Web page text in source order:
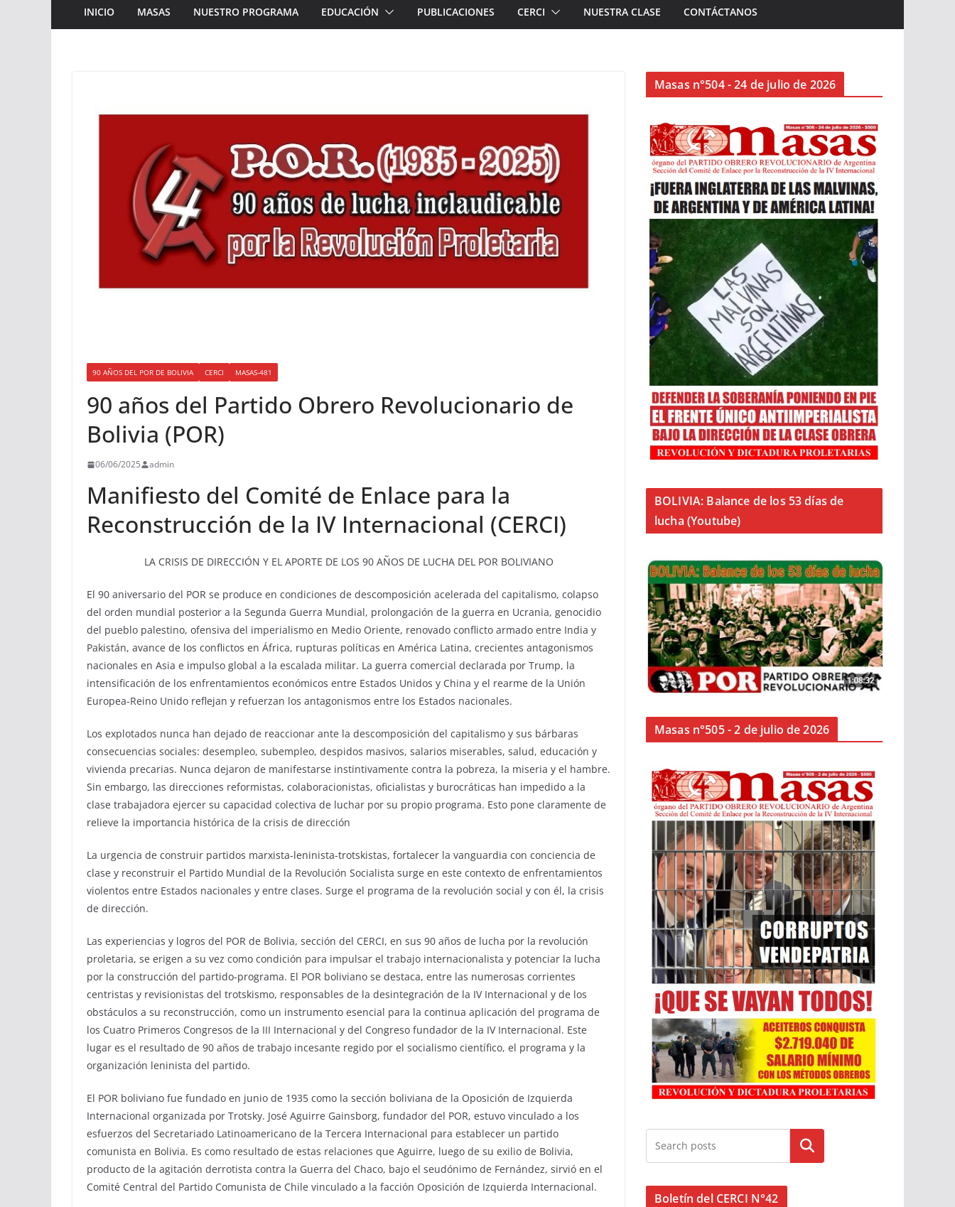
INICIO MASAS NUESTRO PROGRAMA EDUCACIÓN PUBLICACIONES CERCI NUESTRA CLASE CONTÁCTANOS
90 AÑOS DEL POR DE BOLIVIA CERCI MASAS-481
90 años del Partido Obrero Revolucionario de
Bolivia (POR)
06/06/2025 admin
Manifiesto del Comité de Enlace para la
Reconstrucción de la IV Internacional (CERCI)
LA CRISIS DE DIRECCIÓN Y EL APORTE DE LOS 90 AÑOS DE LUCHA DEL POR BOLIVIANO
El 90 aniversario del POR se produce en condiciones de descomposición acelerada del capitalismo, colapso
del orden mundial posterior a la Segunda Guerra Mundial, prolongación de la guerra en Ucrania, genocidio
del pueblo palestino, ofensiva del imperialismo en Medio Oriente, renovado conflicto armado entre India y
Pakistán, avance de los conflictos en África, rupturas políticas en América Latina, crecientes antagonismos
nacionales en Asia e impulso global a la escalada militar. La guerra comercial declarada por Trump, la
intensificación de los enfrentamientos económicos entre Estados Unidos y China y el rearme de la Unión
Europea-Reino Unido reflejan y refuerzan los antagonismos entre los Estados nacionales.
Los explotados nunca han dejado de reaccionar ante la descomposición del capitalismo y sus bárbaras
consecuencias sociales: desempleo, subempleo, despidos masivos, salarios miserables, salud, educación y
vivienda precarias. Nunca dejaron de manifestarse instintivamente contra la pobreza, la miseria y el hambre.
Sin embargo, las direcciones reformistas, colaboracionistas, oficialistas y burocráticas han impedido a la
clase trabajadora ejercer su capacidad colectiva de luchar por su propio programa. Esto pone claramente de
relieve la importancia histórica de la crisis de dirección
La urgencia de construir partidos marxista-leninista-trotskistas, fortalecer la vanguardia con conciencia de
clase y reconstruir el Partido Mundial de la Revolución Socialista surge en este contexto de enfrentamientos
violentos entre Estados nacionales y entre clases. Surge el programa de la revolución social y con él, la crisis
de dirección.
Las experiencias y logros del POR de Bolivia, sección del CERCI, en sus 90 años de lucha por la revolución
proletaria, se erigen a su vez como condición para impulsar el trabajo internacionalista y potenciar la lucha
por la construcción del partido-programa. El POR boliviano se destaca, entre las numerosas corrientes
centristas y revisionistas del trotskismo, responsables de la desintegración de la IV Internacional y de los
obstáculos a su reconstrucción, como un instrumento esencial para la continua aplicación del programa de
los Cuatro Primeros Congresos de la III Internacional y del Congreso fundador de la IV Internacional. Este
lugar es el resultado de 90 años de trabajo incesante regido por el socialismo científico, el programa y la
organización leninista del partido.
El POR boliviano fue fundado en junio de 1935 como la sección boliviana de la Oposición de Izquierda
Internacional organizada por Trotsky. José Aguirre Gainsborg, fundador del POR, estuvo vinculado a los
esfuerzos del Secretariado Latinoamericano de la Tercera Internacional para establecer un partido
comunista en Bolivia. Es como resultado de estas relaciones que Aguirre, luego de su exilio de Bolivia,
producto de la agitación derrotista contra la Guerra del Chaco, bajo el seudónimo de Fernández, sirvió en el
Comité Central del Partido Comunista de Chile vinculado a la facción Oposición de Izquierda Internacional.
Masas n°504 - 24 de julio de 2026
BOLIVIA: Balance de los 53 días de
lucha (Youtube)
Masas n°505 - 2 de julio de 2026
Buscar
Boletín del CERCI N°42